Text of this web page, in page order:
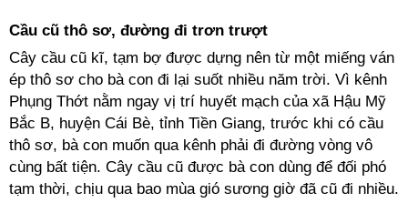
Cầu cũ thô sơ, đường đi trơn trượt
Cây cầu cũ kĩ, tạm bợ được dựng nên từ một miếng ván
ép thô sơ cho bà con đi lại suốt nhiều năm trời. Vì kênh
Phụng Thớt nằm ngay vị trí huyết mạch của xã Hậu Mỹ
Bắc B, huyện Cái Bè, tỉnh Tiền Giang, trước khi có cầu
thô sơ, bà con muốn qua kênh phải đi đường vòng vô
cùng bất tiện. Cây cầu cũ được bà con dùng để đối phó
tạm thời, chịu qua bao mùa gió sương giờ đã cũ đi nhiều.